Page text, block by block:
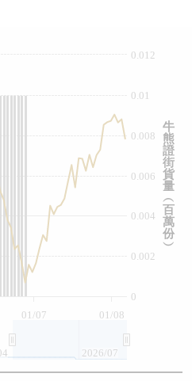
01/07 01/08
0
0.002
0.004
0.006
0.008
0.01
0.012
2026/07
牛
熊
證
街
貨
量
︵
百
萬
份
︶